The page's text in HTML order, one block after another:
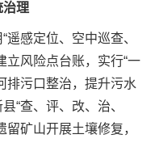
理
感定位、空中巡查、
立风险点台账，实行“一
排污口整治，提升污水
“查、评、改、治、
留矿山开展土壤修复，